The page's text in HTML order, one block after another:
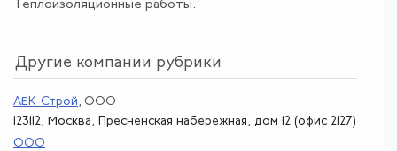
Теплоизоляционные работы.
Другие компании рубрики
АЕК-Строй , ООО
123112, Москва, Пресненская набережная, дом 12 (офис 2127)
ООО